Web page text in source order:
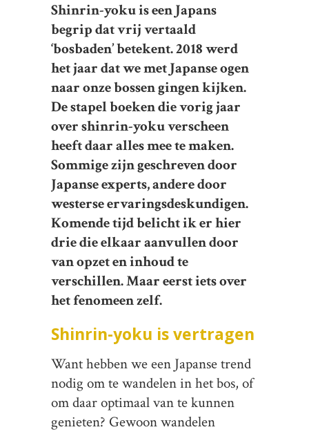
Shinrin-yoku is een Japans
begrip dat vrij vertaald
‘bosbaden’ betekent. 2018 werd
het jaar dat we met Japanse ogen
naar onze bossen gingen kijken.
De stapel boeken die vorig jaar
over shinrin-yoku verscheen
heeft daar alles mee te maken.
Sommige zijn geschreven door
Japanse experts, andere door
westerse ervaringsdeskundigen.
Komende tijd belicht ik er hier
drie die elkaar aanvullen door
van opzet en inhoud te
verschillen. Maar eerst iets over
het fenomeen zelf.
Shinrin-yoku is vertragen
Want hebben we een Japanse trend
nodig om te wandelen in het bos, of
om daar optimaal van te kunnen
genieten? Gewoon wandelen